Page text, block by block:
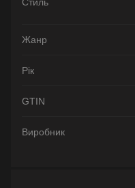
Жанр
Рік
GTIN
Виробник